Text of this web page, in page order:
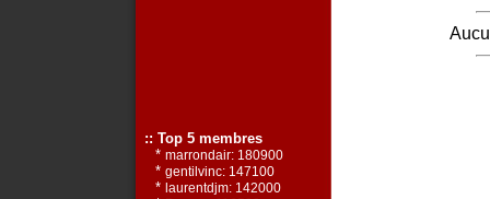
:: Top 5 membres
* marrondair: 180900
* gentilvinc: 147100
* laurentdjm: 142000